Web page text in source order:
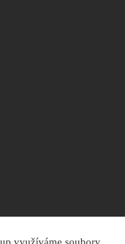
využíváme soubory